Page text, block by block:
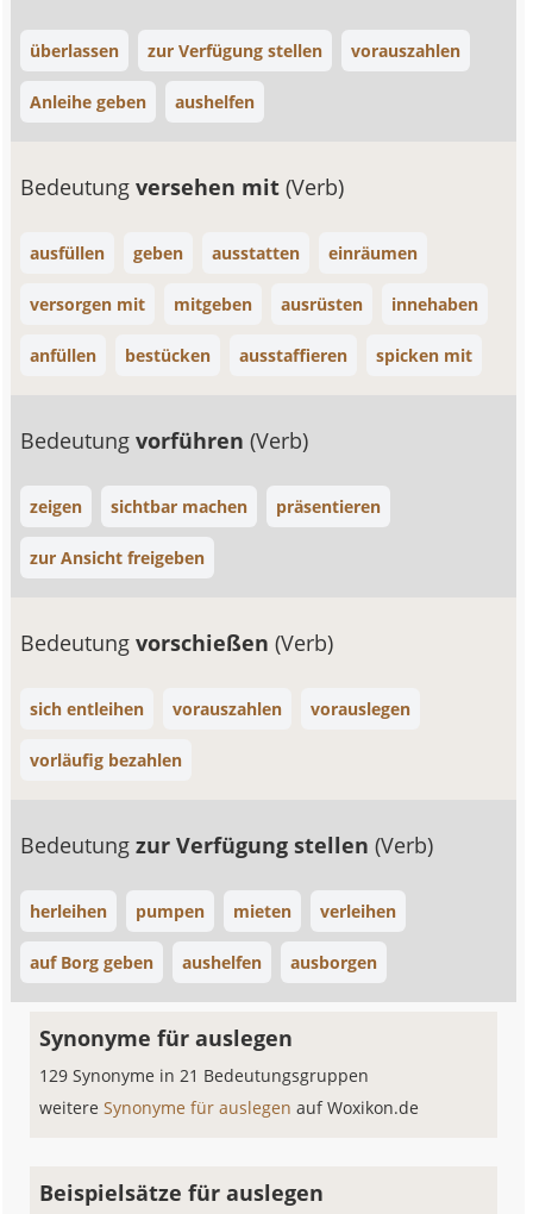
überlassen zur Verfügung stellen vorauszahlen
Anleihe geben aushelfen
Bedeutungversehen mit(Verb)
ausfüllen geben ausstatten einräumen
versorgen mit mitgeben ausrüsten innehaben
anfüllen bestücken ausstaffieren spicken mit
Bedeutungvorführen(Verb)
zeigen sichtbar machen präsentieren
zur Ansicht freigeben
Bedeutungvorschießen(Verb)
sich entleihen vorauszahlen vorauslegen
vorläufig bezahlen
Bedeutungzur Verfügung stellen(Verb)
herleihen pumpen mieten verleihen
auf Borg geben aushelfen ausborgen
Synonyme für auslegen
129 Synonyme in 21 Bedeutungsgruppen
weitereSynonyme für auslegenauf Woxikon.de
Beispielsätze für auslegen